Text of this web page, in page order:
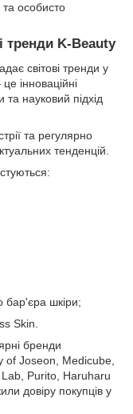
особисто
тренди K-Beauty
світові тренди у
інноваційні
науковий підхід
та регулярно
тенденцій.
бар'єра шкіри;
Skin.
бренди
of Joseon, Medicube,
Purito, Haruharu
довіру покупців у